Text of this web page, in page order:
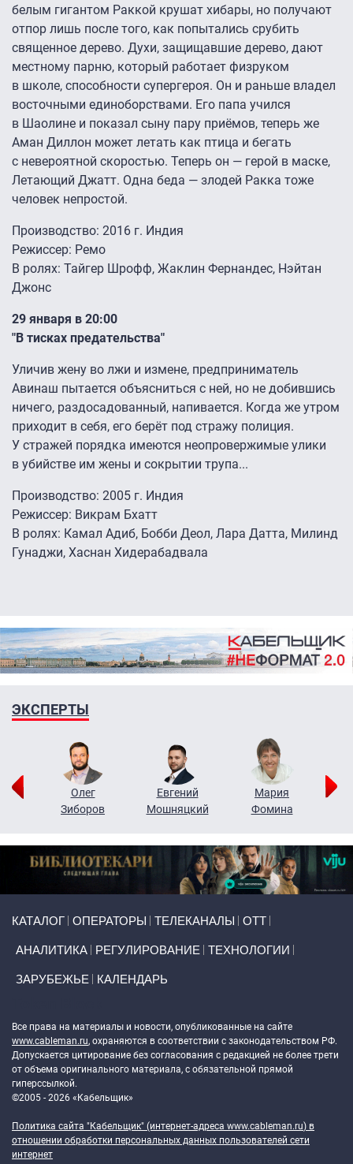
белым гигантом Раккой крушат хибары, но получают
отпор лишь после того, как попытались срубить
священное дерево. Духи, защищавшие дерево, дают
местному парню, который работает физруком
в школе, способности супергероя. Он и раньше владел
восточными единоборствами. Его папа учился
в Шаолине и показал сыну пару приёмов, теперь же
Аман Диллон может летать как птица и бегать
с невероятной скоростью. Теперь он — герой в маске,
Летающий Джатт. Одна беда — злодей Ракка тоже
человек непростой.
Производство: 2016 г. Индия
Режиссер: Ремо
В ролях: Тайгер Шрофф, Жаклин Фернандес, Нэйтан
Джонс
29 января в 20:00
"В тисках предательства"
Уличив жену во лжи и измене, предприниматель
Авинаш пытается объясниться с ней, но не добившись
ничего, раздосадованный, напивается. Когда же утром
приходит в себя, его берёт под стражу полиция.
У стражей порядка имеются неопровержимые улики
в убийстве им жены и сокрытии трупа...
Производство: 2005 г. Индия
Режиссер: Викрам Бхатт
В ролях: Камал Адиб, Бобби Деол, Лара Датта, Милинд
Гунаджи, Хаснан Хидерабадвала
ЭКСПЕРТЫ
Олег
Зиборов
Евгений
Мошняцкий
Мария
Фомина
КАТАЛОГ ОПЕРАТОРЫ ТЕЛЕКАНАЛЫ ОТТ
АНАЛИТИКА РЕГУЛИРОВАНИЕ ТЕХНОЛОГИИ
ЗАРУБЕЖЬЕ КАЛЕНДАРЬ
Все права на материалы и новости, опубликованные на сайте
www.cableman.ru, охраняются в соответствии с законодательством РФ.
Допускается цитирование без согласования с редакцией не более трети
от объема оригинального материала, с обязательной прямой
гиперссылкой.
©2005 - 2026 «Кабельщик»
Политика сайта "Кабельщик" (интернет-адреса www.cableman.ru) в
отношении обработки персональных данных пользователей сети
интернет